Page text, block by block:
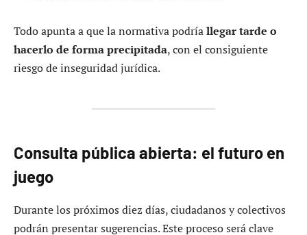
Todo apunta a que la normativa podríallegar tarde o
hacerlo de forma precipitada, con el consiguiente
riesgo de inseguridad jurídica.
Consulta pública abierta: el futuro en
juego
Durante los próximos diez días, ciudadanos y colectivos
podrán presentar sugerencias. Este proceso será clave